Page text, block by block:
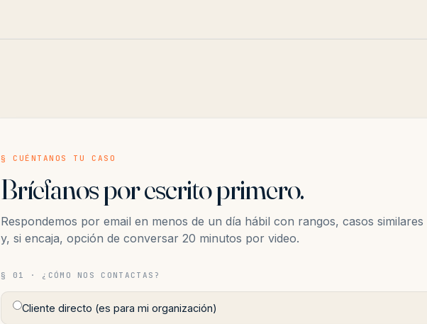
§ CUÉNTANOS TU CASO
Bríefanos por escrito primero.
Respondemos por email en menos de un día hábil con rangos, casos similares
y, si encaja, opción de conversar 20 minutos por video.
§ 01 · ¿CÓMO NOS CONTACTAS?
Cliente directo (es para mi organización)